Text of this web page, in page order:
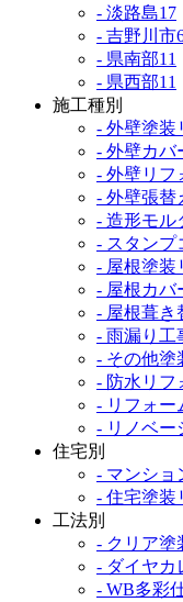
- 淡路島17
- 吉野川市
- 県南部11
- 県西部11
施工種別
- 外壁塗装
- 外壁カバ
- 外壁リフ
- 外壁張替
- 造形モル
- スタンプ
- 屋根塗装
- 屋根カバ
- 屋根葺き
- 雨漏り工
- その他塗
- 防水リフ
- リフォー
- リノベー
住宅別
- マンショ
- 住宅塗装
工法別
- クリア塗
- ダイヤカ
- WB多彩